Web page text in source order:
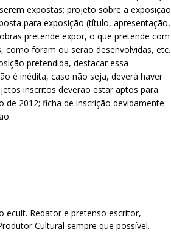
expostas; projeto sobre a exposição
para exposição (título, apresentação,
pretende expor, o que pretende com
como foram ou serão desenvolvidas, etc.
pretendida, destacar essa
é inédita, caso não seja, deverá haver
inscritos deverão estar aptos para
2012; ficha de inscrição devidamente
ecult. Redator e pretenso escritor,
Cultural sempre que possível.